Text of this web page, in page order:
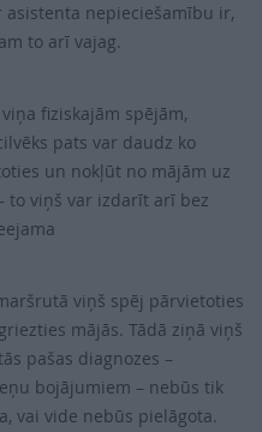
asistenta nepieciešamību ir,
to arī vajag.
fiziskajām spējām,
pats var daudz ko
un nokļūt no mājām uz
to viņš var izdarīt arī bez
viņš spēj pārvietoties
mājās. Tādā ziņā viņš
pašas diagnozes –
bojājumiem – nebūs tik
vai vide nebūs pielāgota.